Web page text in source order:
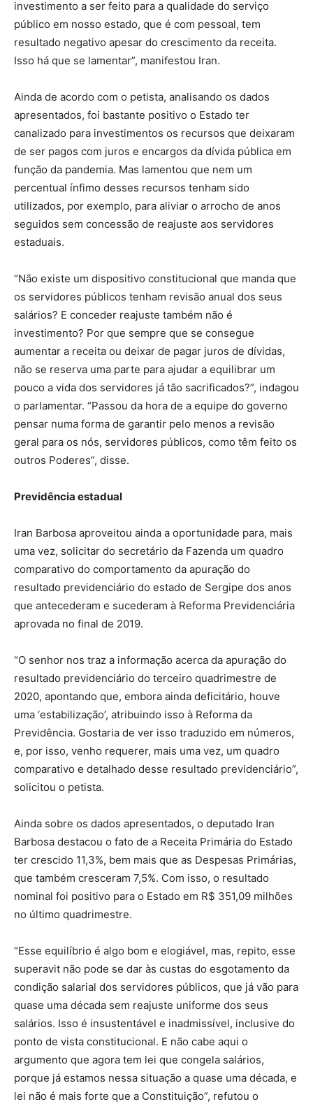
investimento a ser feito para a qualidade do serviço
público em nosso estado, que é com pessoal, tem
resultado negativo apesar do crescimento da receita.
Isso há que se lamentar”, manifestou Iran.
Ainda de acordo com o petista, analisando os dados
apresentados, foi bastante positivo o Estado ter
canalizado para investimentos os recursos que deixaram
de ser pagos com juros e encargos da dívida pública em
função da pandemia. Mas lamentou que nem um
percentual ínfimo desses recursos tenham sido
utilizados, por exemplo, para aliviar o arrocho de anos
seguidos sem concessão de reajuste aos servidores
estaduais.
“Não existe um dispositivo constitucional que manda que
os servidores públicos tenham revisão anual dos seus
salários? E conceder reajuste também não é
investimento? Por que sempre que se consegue
aumentar a receita ou deixar de pagar juros de dívidas,
não se reserva uma parte para ajudar a equilibrar um
pouco a vida dos servidores já tão sacrificados?”, indagou
o parlamentar. “Passou da hora de a equipe do governo
pensar numa forma de garantir pelo menos a revisão
geral para os nós, servidores públicos, como têm feito os
outros Poderes”, disse.
Previdência estadual
Iran Barbosa aproveitou ainda a oportunidade para, mais
uma vez, solicitar do secretário da Fazenda um quadro
comparativo do comportamento da apuração do
resultado previdenciário do estado de Sergipe dos anos
que antecederam e sucederam à Reforma Previdenciária
aprovada no final de 2019.
“O senhor nos traz a informação acerca da apuração do
resultado previdenciário do terceiro quadrimestre de
2020, apontando que, embora ainda deficitário, houve
uma ‘estabilização’, atribuindo isso à Reforma da
Previdência. Gostaria de ver isso traduzido em números,
e, por isso, venho requerer, mais uma vez, um quadro
comparativo e detalhado desse resultado previdenciário”,
solicitou o petista.
Ainda sobre os dados apresentados, o deputado Iran
Barbosa destacou o fato de a Receita Primária do Estado
ter crescido 11,3%, bem mais que as Despesas Primárias,
que também cresceram 7,5%. Com isso, o resultado
nominal foi positivo para o Estado em R$ 351,09 milhões
no último quadrimestre.
“Esse equilíbrio é algo bom e elogiável, mas, repito, esse
superavit não pode se dar às custas do esgotamento da
condição salarial dos servidores públicos, que já vão para
quase uma década sem reajuste uniforme dos seus
salários. Isso é insustentável e inadmissível, inclusive do
ponto de vista constitucional. E não cabe aqui o
argumento que agora tem lei que congela salários,
porque já estamos nessa situação a quase uma década, e
lei não é mais forte que a Constituição”, refutou o